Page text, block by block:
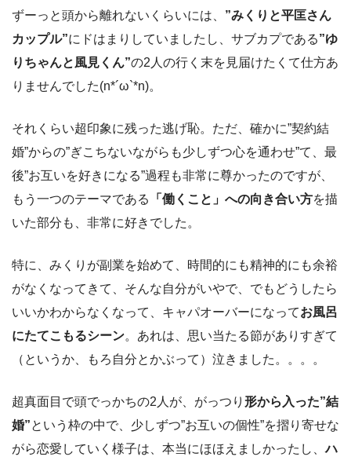
ずーっと頭から離れないくらいには、 ”みくりと平匡さん
カップル”にドはまりしていましたし、サブカプである”ゆ
りちゃんと風見くん”の2人の行く末を見届けたくて仕方あ
りませんでした(n*´ω`*n)。
それくらい超印象に残った逃げ恥。ただ、確かに”契約結
婚”からの”ぎこちないながらも少しずつ心を通わせ”て、最
後”お互いを好きになる”過程も非常に尊かったのですが、
もう一つのテーマである
「働くこと」への向き合い方を描
いた部分も、非常に好きでした。
特に、みくりが副業を始めて、時間的にも精神的にも余裕
がなくなってきて、そんな自分がいやで、でもどうしたら
いいかわからなくなって、キャパオーバーになってお風呂
にたてこもるシーン。あれは、思い当たる節がありすぎて
（というか、もろ自分とかぶって）泣きました。。。。
超真面目で頭でっかちの2人が、がっつり 形から入った”結
婚”という枠の中で、少しずつ”お互いの個性”を摺り寄せな
がら恋愛していく様子は、本当にほほえましかったし、ハ